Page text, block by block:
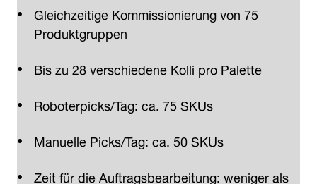
Gleichzeitige Kommissionierung von 75
Produktgruppen
Bis zu 28 verschiedene Kolli pro Palette
Roboterpicks/Tag: ca. 75 SKUs
Manuelle Picks/Tag: ca. 50 SKUs
Zeit für die Auftragsbearbeitung: weniger als